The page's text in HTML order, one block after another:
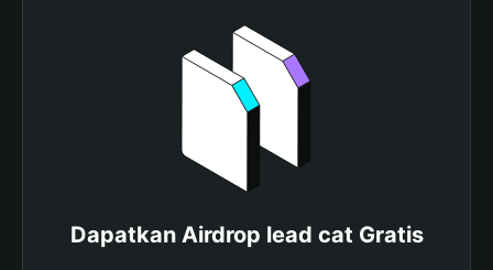
Dapatkan Airdrop lead cat Gratis